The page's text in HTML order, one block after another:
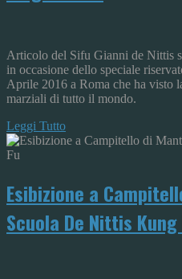
Articolo del Sifu Gianni de Nittis
in occasione dello speciale
Aprile 2016 a Roma che ha visto
marziali di tutto il mondo.
Leggi Tutto
Esibizione a
Scuola De Nittis Kung